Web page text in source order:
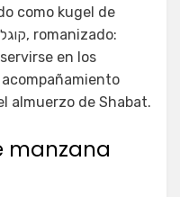
como kugel de
en los
almuerzo de Shabat.
manzana